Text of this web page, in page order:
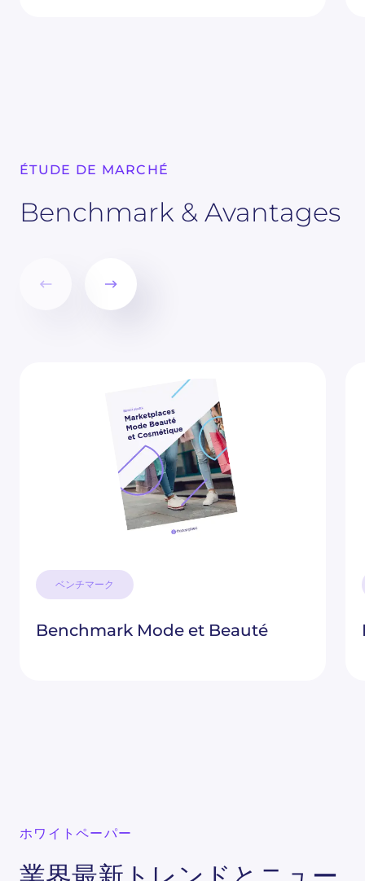
ÉTUDE DE MARCHÉ
Benchmark & Avantages
ベンチマーク
Benchmark Mode et Beauté
ホワイトペーパー